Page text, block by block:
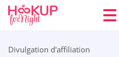
Divulgation d'affiliation